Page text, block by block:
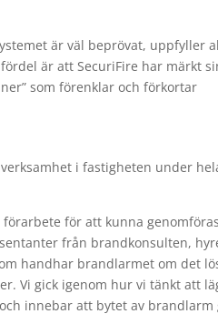
är väl beprövat, uppfyller
är att SecuriFire har märkt
som förenklar och förkortar
i fastigheten under
för att kunna
från brandkonsulten,
handhar brandlarmet om det
Vi gick igenom hur vi tänkt att
innebar att bytet av brandlarm